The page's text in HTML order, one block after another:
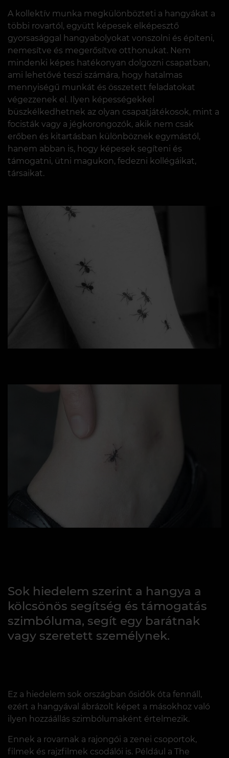
A kollektív munka megkülönbözteti a hangyákat a
többi rovartól, együtt képesek elképesztő
gyorsasággal hangyabolyokat vonszolni és építeni,
nemesítve és megerősítve otthonukat. Nem
mindenki képes hatékonyan dolgozni csapatban,
ami lehetővé teszi számára, hogy hatalmas
mennyiségű munkát és összetett feladatokat
végezzenek el. Ilyen képességekkel
büszkélkedhetnek az olyan csapatjátékosok, mint a
focisták vagy a jégkorongozók, akik nem csak
erőben és kitartásban különböznek egymástól,
hanem abban is, hogy képesek segíteni és
támogatni, ütni magukon, fedezni kollégáikat,
társaikat.
Sok hiedelem szerint a hangya a
kölcsönös segítség és támogatás
szimbóluma, segít egy barátnak
vagy szeretett személynek.
Ez a hiedelem sok országban ősidők óta fennáll,
ezért a hangyával ábrázolt képet a másokhoz való
ilyen hozzáállás szimbólumaként értelmezik.
Ennek a rovarnak a rajongói a zenei csoportok,
filmek és rajzfilmek csodálói is. Például a The